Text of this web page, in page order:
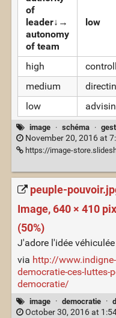
of
leader↓→
autonomy
of team
low
high
medium
low
image · schéma ·
November 20, 2016 at
https://image-
peuple-
Image, 640 × 410
(50%)
J'adore l'idée
via http://
democratie-ces-luttes-
democratie/
image · democratie ·
October 30, 2016 at